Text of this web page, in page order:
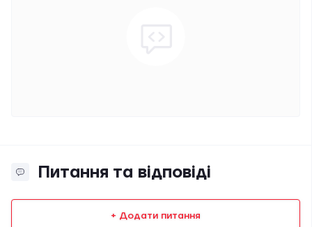
Питання та відповіді
+ Додати питання